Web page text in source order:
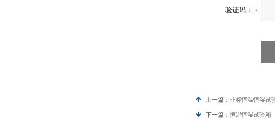
验证码：
上一篇： 非标恒温恒湿试
下一篇：恒温恒湿试验箱